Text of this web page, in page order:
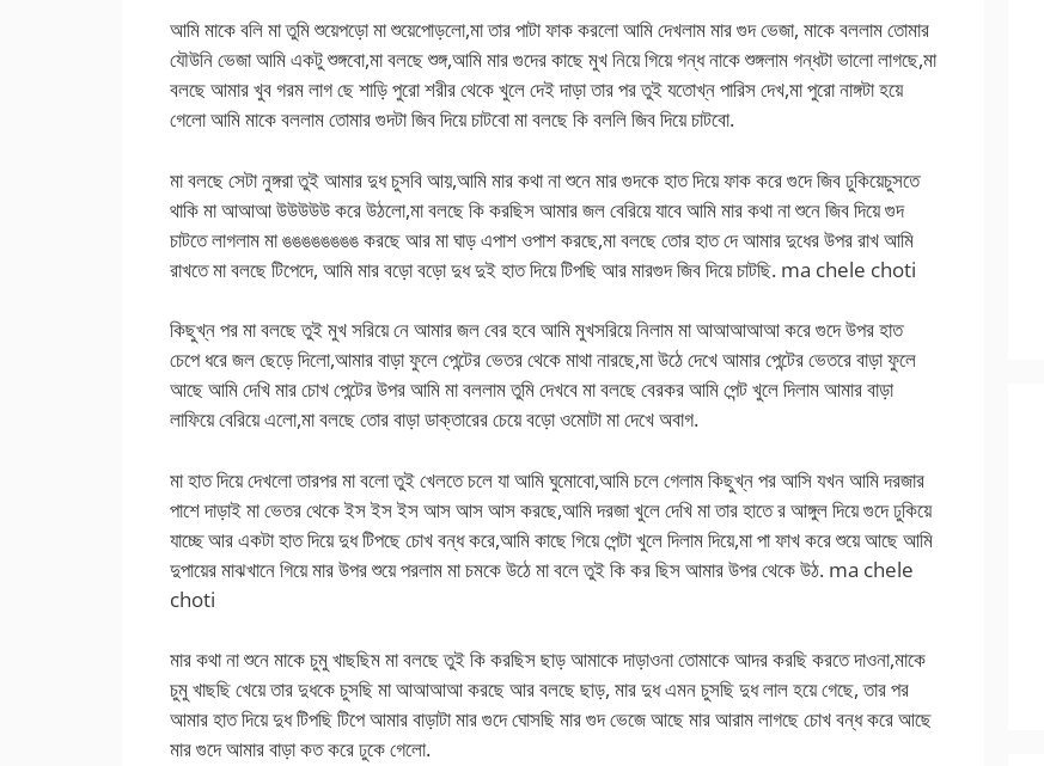
আমি মাকে বলি মা তুমি শুয়েপড়ো মা শুয়েপোড়লো,মা তার পাটা ফাক করলো আমি দেখলাম মার গুদ ভেজা, মাকে বললাম তোমার
যৌউনি ভেজা আমি একটু শুঙ্গবো,মা বলছে শুঙ্গ,আমি মার গুদের কাছে মুখ নিয়ে গিয়ে গন্ধ নাকে শুঙ্গলাম গন্ধটা ভালো লাগছে,মা
বলছে আমার খুব গরম লাগ ছে শাড়ি পুরো শরীর থেকে খুলে দেই দাড়া তার পর তুই যতোখ্ন পারিস দেখ,মা পুরো নাঙ্গটা হয়ে
গেলো আমি মাকে বললাম তোমার গুদটা জিব দিয়ে চাটবো মা বলছে কি বললি জিব দিয়ে চাটবো.
মা বলছে সেটা নুঙ্গরা তুই আমার দুধ চুসবি আয়,আমি মার কথা না শুনে মার গুদকে হাত দিয়ে ফাক করে গুদে জিব ঢুকিয়েচুসতে
থাকি মা আআআ উউউউউ করে উঠলো,মা বলছে কি করছিস আমার জল বেরিয়ে যাবে আমি মার কথা না শুনে জিব দিয়ে গুদ
চাটতে লাগলাম মা ঙঙঙঙঙঙঙঙ করছে আর মা ঘাড় এপাশ ওপাশ করছে,মা বলছে তোর হাত দে আমার দুধের উপর রাখ আমি
রাখতে মা বলছে টিপেদে, আমি মার বড়ো বড়ো দুধ দুই হাত দিয়ে টিপছি আর মারগুদ জিব দিয়ে চাটছি. ma chele choti
কিছুখ্ন পর মা বলছে তুই মুখ সরিয়ে নে আমার জল বের হবে আমি মুখসরিয়ে নিলাম মা আআআআআ করে গুদে উপর হাত
চেপে ধরে জল ছেড়ে দিলো,আমার বাড়া ফুলে পেন্টের ভেতর থেকে মাথা নারছে,মা উঠে দেখে আমার পেন্টের ভেতরে বাড়া ফুলে
আছে আমি দেখি মার চোখ পেন্টের উপর আমি মা বললাম তুমি দেখবে মা বলছে বেরকর আমি পেন্ট খুলে দিলাম আমার বাড়া
লাফিয়ে বেরিয়ে এলো,মা বলছে তোর বাড়া ডাক্তারের চেয়ে বড়ো ওমোটা মা দেখে অবাগ.
মা হাত দিয়ে দেখলো তারপর মা বলো তুই খেলতে চলে যা আমি ঘুমোবো,আমি চলে গেলাম কিছুখ্ন পর আসি যখন আমি দরজার
পাশে দাড়াই মা ভেতর থেকে ইস ইস ইস আস আস আস করছে,আমি দরজা খুলে দেখি মা তার হাতে র আঙ্গুল দিয়ে গুদে ঢুকিয়ে
যাচ্ছে আর একটা হাত দিয়ে দুধ টিপছে চোখ বন্ধ করে,আমি কাছে গিয়ে পেন্টা খুলে দিলাম দিয়ে,মা পা ফাখ করে শুয়ে আছে আমি
দুপায়ের মাঝখানে গিয়ে মার উপর শুয়ে পরলাম মা চমকে উঠে মা বলে তুই কি কর ছিস আমার উপর থেকে উঠ. ma chele
choti
মার কথা না শুনে মাকে চুমু খাছছিম মা বলছে তুই কি করছিস ছাড় আমাকে দাড়াওনা তোমাকে আদর করছি করতে দাওনা,মাকে
চুমু খাছছি খেয়ে তার দুধকে চুসছি মা আআআআ করছে আর বলছে ছাড়, মার দুধ এমন চুসছি দুধ লাল হয়ে গেছে, তার পর
আমার হাত দিয়ে দুধ টিপছি টিপে আমার বাড়াটা মার গুদে ঘোসছি মার গুদ ভেজে আছে মার আরাম লাগছে চোখ বন্ধ করে আছে
মার গুদে আমার বাড়া কত করে ঢুকে গেলো.